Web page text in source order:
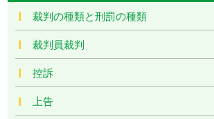
裁判の種類と刑罰の種類
裁判員裁判
控訴
上告